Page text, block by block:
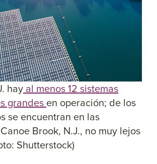
hay al menos 12 sistemas
grandesen operación; de los
se encuentran en las
Brook, N.J., no muy lejos
Shutterstock)